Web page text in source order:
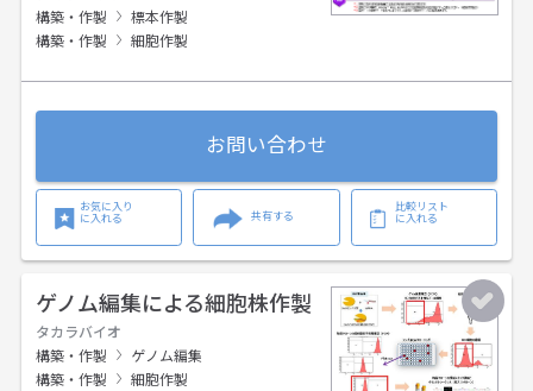
構築・作製
標本作製
構築・作製
細胞作製
お問い合わせ
お気に入り
に入れる
共有する
比較リスト
に入れる
ゲノム編集による細胞株作製
タカラバイオ
構築・作製
ゲノム編集
構築・作製
細胞作製